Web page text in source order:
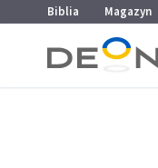
Przejdź do menu głównego
Przejdź do treści
Biblia Magazyn